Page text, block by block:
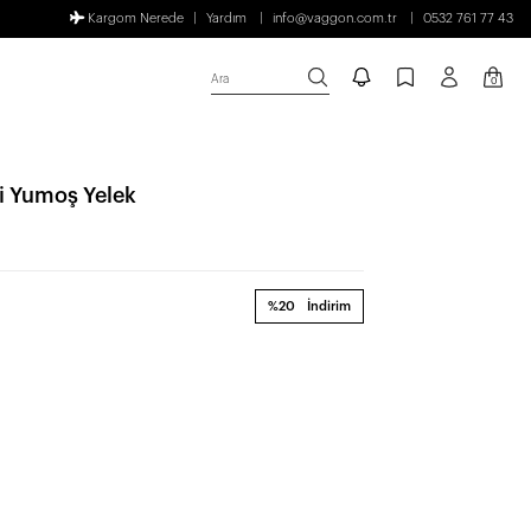
Kargom Nerede Yardım info@vaggon.com.tr 0532 761 77 43
Ara 0
Yelek
%20 İndirim